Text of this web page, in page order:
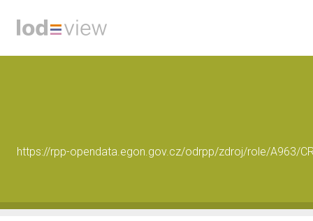
https://rpp-opendata.egon.gov.cz/odrpp/zdroj/role/A963/